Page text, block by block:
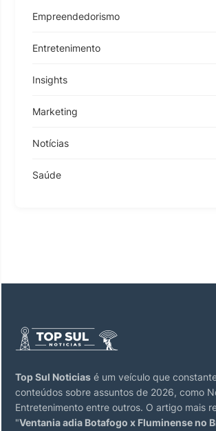
Empreendedorismo
Entretenimento
Insights
Marketing
Notícias
Saúde
Top Sul Noticias é um veículo que
conteúdos sobre assuntos de 2026, como
Entretenimento entre outros. O artigo mais
"Ventania adia Botafogo x Fluminense no